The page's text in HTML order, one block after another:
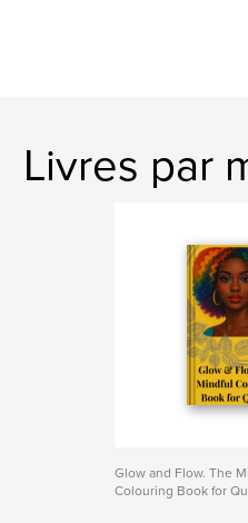
Livres par
Glow and Flow. The
Colouring Book for